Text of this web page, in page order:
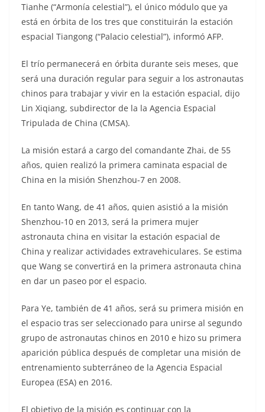
Tianhe (“Armonía celestial”), el único módulo que ya
está en órbita de los tres que constituirán la estación
espacial Tiangong (“Palacio celestial”), informó AFP.
El trío permanecerá en órbita durante seis meses, que
será una duración regular para seguir a los astronautas
chinos para trabajar y vivir en la estación espacial, dijo
Lin Xiqiang, subdirector de la la Agencia Espacial
Tripulada de China (CMSA).
La misión estará a cargo del comandante Zhai, de 55
años, quien realizó la primera caminata espacial de
China en la misión Shenzhou-7 en 2008.
En tanto Wang, de 41 años, quien asistió a la misión
Shenzhou-10 en 2013, será la primera mujer
astronauta china en visitar la estación espacial de
China y realizar actividades extravehiculares. Se estima
que Wang se convertirá en la primera astronauta china
en dar un paseo por el espacio.
Para Ye, también de 41 años, será su primera misión en
el espacio tras ser seleccionado para unirse al segundo
grupo de astronautas chinos en 2010 e hizo su primera
aparición pública después de completar una misión de
entrenamiento subterráneo de la Agencia Espacial
Europea (ESA) en 2016.
El objetivo de la misión es continuar con la